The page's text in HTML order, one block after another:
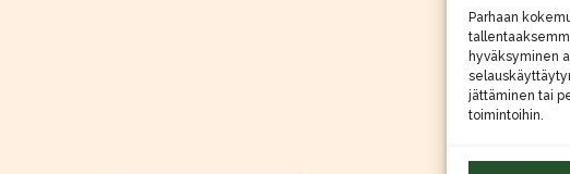
Parhaan
hyväksyminen
jättäminen tai
toimintoihin.